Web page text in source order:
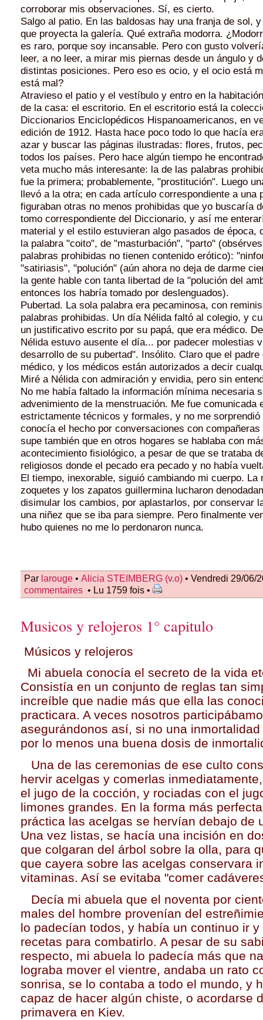
corroborar mis observaciones. Sí, es cierto.
Salgo al patio. En las baldosas hay una franja de sol,
que proyecta la galería. Qué extraña modorra.
es raro, porque soy incansable. Pero con gusto
leer, a no leer, a mirar mis piernas desde un ángulo y
distintas posiciones. Pero eso es ocio, y el ocio está
está mal?
Atravieso el patio y el vestíbulo y entro en la
de la casa: el escritorio. En el escritorio está la
Diccionarios En­ciclopédicos Hispanoamericanos, en
edición de 1912. Hasta hace poco todo lo que hacía
azar y buscar las páginas ilustradas: flores, frutos,
todos los países. Pero hace algún tiempo he
veta mucho más interesante: la de las pa­labras
fue la primera; pro­bablemente, "prostitución". Luego
llevó a la otra; en cada artículo correspondiente a una
figuraban otras no menos prohibidas que yo buscaría
tomo correspondiente del Diccionario, y así me
material y el estilo estuvieran algo pasados de época,
la palabra "coito", de "masturbación", "parto"
palabras prohibidas no tienen contenido erótico):
"satiriasis", "polución" (aún ahora no deja de darme
la gente hable con tanta libertad de la "polución del
entonces los habría tomado por deslen­guados).
Pubertad. La sola palabra era pecaminosa, con
palabras prohibidas. Un día Nélida faltó al colegio, y
un jus­tificativo escrito por su papá, que era médico.
Nélida estuvo ausente el día... por padecer molestias
desarrollo de su puber­tad". Insólito. Claro que el padre
mé­dico, y los médicos están autorizados a decir
Miré a Nélida con admiración y en­vidia, pero sin
No me había faltado la información mínima nece­saria
advenimiento de la menstruación. Me fue comunicada
estrictamente técnicos y formales, y no me sorprendió
conocía el hecho por conversaciones con
supe también que en otros hogares se habla­ba con
acontecimiento fisiológi­co, a pesar de que se trataba
religiosos donde el pecado era pecado y no había
El tiempo, inexorable, siguió cambiando mi cuer­po. La
zoquetes y los zapatos guillermina lucharon
disimular los cambios, por aplastarlos, por conservar
una niñez que se iba para siempre. Pero fi­nalmente
hubo quienes no me lo perdonaron nunca.
Par larouge • Alicia STEIMBERG (v.o) • Vendredi 29/06/
commentaires • Lu 1759 fois •
Musicos y relojeros 1° capitulo
Músicos y relojeros
Mi abuela conocía el secreto de la vida
Consistía en un conjunto de reglas tan
increíble que nadie más que ella las
practicara. A veces nosotros
asegurándonos así, si no una
por lo menos una buena dosis de
Una de las ceremonias de ese culto
hervir acelgas y comerlas
el jugo de la cocción, y rociadas con el
limones grandes. En la forma más
práctica las acelgas se hervían debajo de
Una vez listas, se hacía una incisión en
que colgaran del árbol sobre la olla, para
que cayera sobre las acelgas conservara
vitaminas. Así se evitaba "comer
Decía mi abuela que el noventa por
males del hombre provenían del
lo padecían todos, y había un continuo ir y
recetas para combatirlo. A pesar de su
respecto, mi abuela lo padecía más que
lograba mover el vientre, andaba un rato
sonrisa, se lo contaba a todo el mundo, y
capaz de hacer algún chiste, o acordarse
primavera en Kiev.